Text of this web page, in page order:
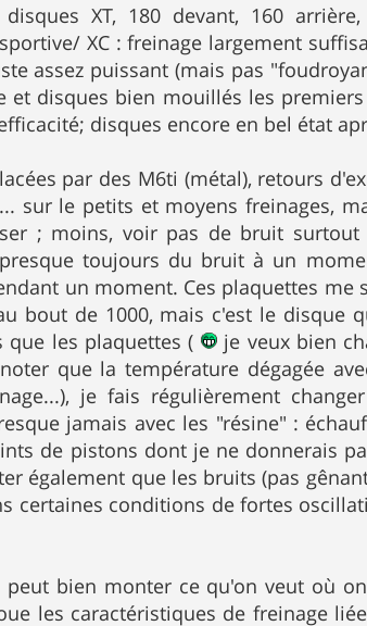
XT, 180 devant, 160
XC : freinage largement
assez puissant (mais pas
et disques bien mouillés les
disques encore en bel état
par des M6ti (métal), retours
sur le petits et moyens freinages,
; moins, voir pas de bruit
toujours du bruit à un
un moment. Ces plaquettes me
bout de 1000, mais c'est le disque
que les plaquettes (
je veux bien
que la température dégagée
je fais régulièrement
jamais avec les "résine" :
de pistons dont je ne donnerais
également que les bruits (pas
certaines conditions de fortes
bien monter ce qu'on veut où
les caractéristiques de freinage